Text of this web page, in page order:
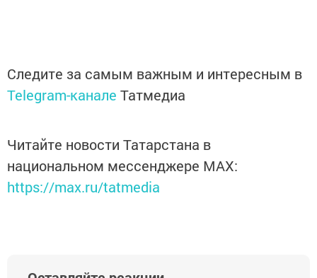
Следите за самым важным и интересным в
Telegram-канале Татмедиа
Читайте новости Татарстана в
национальном мессенджере MАХ:
https://max.ru/tatmedia